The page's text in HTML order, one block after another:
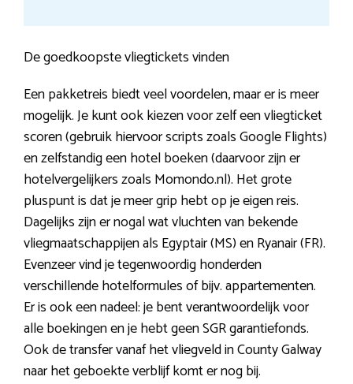
De goedkoopste vliegtickets vinden
Een pakketreis biedt veel voordelen, maar er is meer
mogelijk. Je kunt ook kiezen voor zelf een vliegticket
scoren (gebruik hiervoor scripts zoals Google Flights)
en zelfstandig een hotel boeken (daarvoor zijn er
hotelvergelijkers zoals Momondo.nl). Het grote
pluspunt is dat je meer grip hebt op je eigen reis.
Dagelijks zijn er nogal wat vluchten van bekende
vliegmaatschappijen als Egyptair (MS) en Ryanair (FR).
Evenzeer vind je tegenwoordig honderden
verschillende hotelformules of bijv. appartementen.
Er is ook een nadeel: je bent verantwoordelijk voor
alle boekingen en je hebt geen SGR garantiefonds.
Ook de transfer vanaf het vliegveld in County Galway
naar het geboekte verblijf komt er nog bij.